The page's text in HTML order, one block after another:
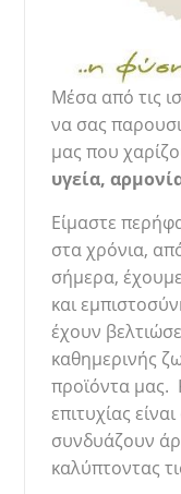
Μέσα από τις
να σας
μας που
υγεία,
Είμαστε
στα χρόνια,
σήμερα,
και
έχουν
καθημερινής
προϊόντα μας.
επιτυχίας
συνδυάζουν
καλύπτοντας